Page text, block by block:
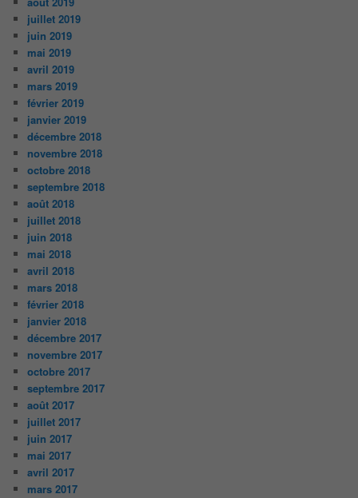
juillet 2019
juin 2019
mai 2019
avril 2019
mars 2019
février 2019
janvier 2019
décembre 2018
novembre 2018
octobre 2018
septembre 2018
août 2018
juillet 2018
juin 2018
mai 2018
avril 2018
mars 2018
février 2018
janvier 2018
décembre 2017
novembre 2017
octobre 2017
septembre 2017
août 2017
juillet 2017
juin 2017
mai 2017
avril 2017
mars 2017